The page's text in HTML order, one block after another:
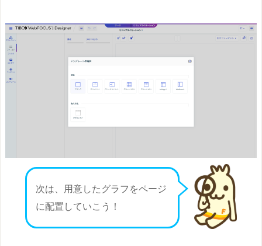
次は、用意したグラフをページ
に配置していこう！